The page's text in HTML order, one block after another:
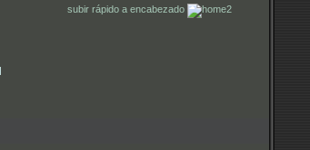
subir rápido a encabezado